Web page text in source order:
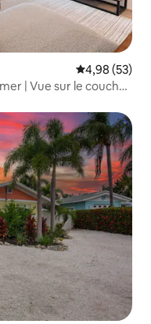
Évaluation
4,98 (53)
| Vue sur le coucher